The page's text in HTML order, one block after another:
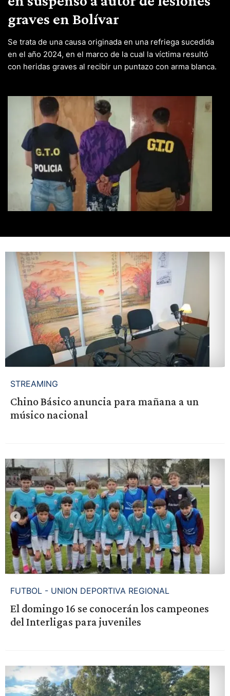
graves en Bolívar
Se trata de una causa originada en una refriega sucedida
en el año 2024, en el marco de la cual la víctima resultó
con heridas graves al recibir un puntazo con arma blanca.
STREAMING
Chino Básico anuncia para mañana a un
músico nacional
FUTBOL - UNION DEPORTIVA REGIONAL
El domingo 16 se conocerán los campeones
del Interligas para juveniles